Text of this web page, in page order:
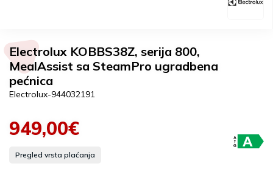
Electrolux KOBBS38Z, serija 800,
MealAssist sa SteamPro ugradbena
pećnica
Electrolux-944032191
949,00€
Pregled vrsta plaćanja